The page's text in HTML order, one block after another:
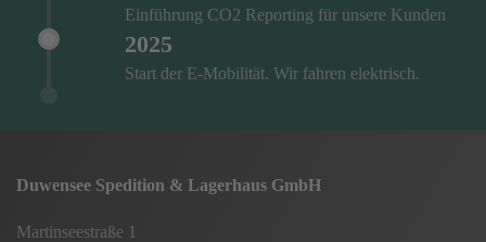
Einführung CO2 Reporting für unsere Kunden
2025
Start der E-Mobilität. Wir fahren elektrisch.
Duwensee Spedition & Lagerhaus GmbH
Martinseestraße 1